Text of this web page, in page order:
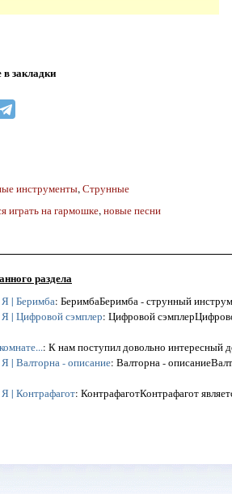
в закладки
инструменты,Струнные
играть на гармошке,новые песни
раздела
| Беримба: БеримбаБеримба - струнный
| Цифровой сэмплер: Цифровой
: К нам поступил довольно интересный
| Валторна - описание: Валторна -
| Контрафагот: КонтрафаготКонтрафагот